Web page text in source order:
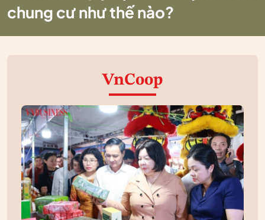
chung cư như thế nào?
VnCoop